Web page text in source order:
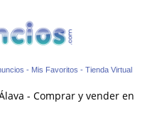
- Mis Favoritos -Tienda Virtual